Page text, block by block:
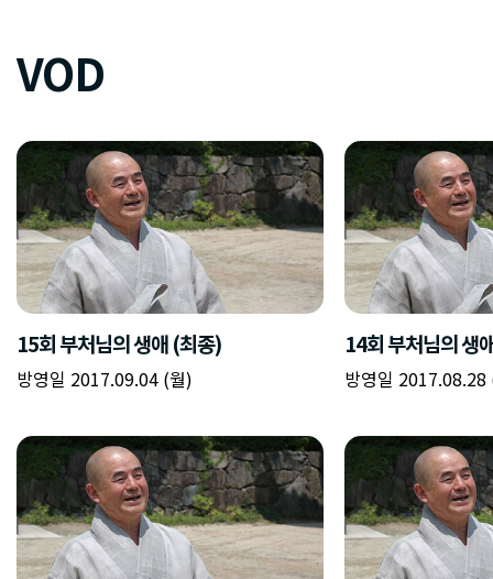
VOD
15회 부처님의 생애 (최종)
방영일 2017.09.04 (월)
14회 부처님의 생
방영일 2017.08.28